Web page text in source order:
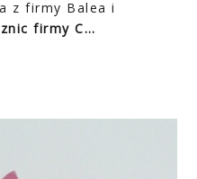
z firmy Balea i
firmyC…